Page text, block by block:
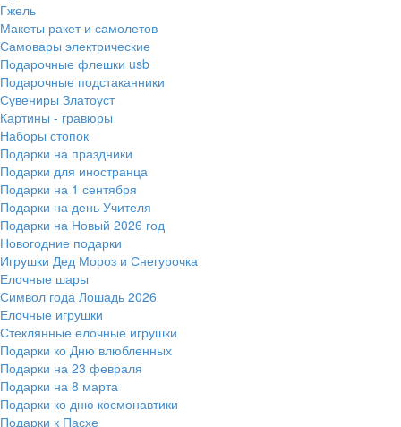
Гжель
Макеты ракет и самолетов
Самовары электрические
Подарочные флешки usb
Подарочные подстаканники
Сувениры Златоуст
Картины - гравюры
Наборы стопок
Подарки на праздники
Подарки для иностранца
Подарки на 1 сентября
Подарки на день Учителя
Подарки на Новый 2026 год
Новогодние подарки
Игрушки Дед Мороз и Снегурочка
Елочные шары
Символ года Лошадь 2026
Елочные игрушки
Стеклянные елочные игрушки
Подарки ко Дню влюбленных
Подарки на 23 февраля
Подарки на 8 марта
Подарки ко дню космонавтики
Подарки к Пасхе